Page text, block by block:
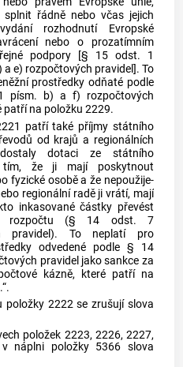
splnit řádně nebo včas jejich
rozhodnutí Evropské
nebo o prozatímním
podpory [§ 15 odst. 1
a e) rozpočtových pravidel]. To
prostředky odňaté podle
písm. b) a f) rozpočtových
patří na položku 2229.
patří také příjmy státního
od krajů a regionálních
dotaci ze státního
že ji mají poskytnout
fyzické osobě a že nepoužije-
regionální radě ji vrátí, mají
inkasované částky převést
rozpočtu (§ 14 odst. 7
pravidel). To neplatí pro
odvedené podle § 14
pravidel jako sankce za
kázně, které patří na
položky 2222 se zrušují slova
položek 2223, 2226, 2227,
náplni položky 5366 slova